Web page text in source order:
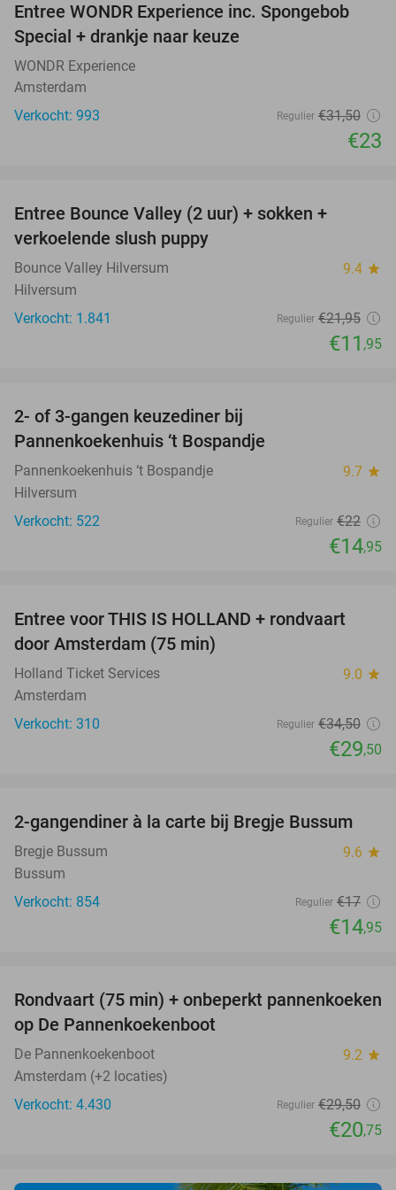
27%
Entree WONDR Experience inc. Spongebob
Special + drankje naar keuze
WONDR Experience
Amsterdam
Verkocht: 993
Regulier €31,50
€23
Entree Bounce Valley (2 uur) + sokken +
verkoelende slush puppy
Bounce Valley Hilversum 9.4 star
Hilversum
Verkocht: 1.841
Regulier €21,95
€11 ,95
2- of 3-gangen keuzediner bij
Pannenkoekenhuis ‘t Bospandje
Pannenkoekenhuis ‘t Bospandje 9.7 star
Hilversum
Verkocht: 522
Regulier €22
€14,95
14%
Entree voor THIS IS HOLLAND + rondvaart
door Amsterdam (75 min)
Holland Ticket Services 9.0 star
Amsterdam
Verkocht: 310
Regulier €34,50
€29,50
12%
2-gangendiner à la carte bij Bregje Bussum
Bregje Bussum 9.6 star
Bussum
Verkocht: 854
Regulier €17
€14,95
30%
Rondvaart (75 min) + onbeperkt pannenkoeken
op De Pannenkoekenboot
De Pannenkoekenboot 9.2 star
Amsterdam (+2 locaties)
Verkocht: 4.430
Regulier €29,50
€20,75